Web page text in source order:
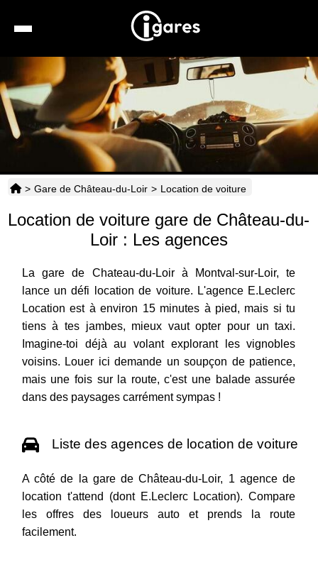
Recherche
Location de voiture
Hôtels
Taxis
Horaires
> Gare de Château-du-Loir > Location de voiture
Location de voiture gare de Château-du-
Loir : Les agences
La gare de Chateau-du-Loir à Montval-sur-Loir, te
lance un défi location de voiture. L'agence E.Leclerc
Location est à environ 15 minutes à pied, mais si tu
tiens à tes jambes, mieux vaut opter pour un taxi.
Imagine-toi déjà au volant explorant les vignobles
voisins. Louer ici demande un soupçon de patience,
mais une fois sur la route, c'est une balade assurée
dans des paysages carrément sympas !
Liste des agences de location de voiture
A côté de la gare de Château-du-Loir, 1 agence de
location t'attend (dont E.Leclerc Location). Compare
les offres des loueurs auto et prends la route
facilement.